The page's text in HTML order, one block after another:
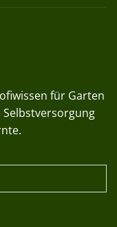
für Garten
Selbstversorgung